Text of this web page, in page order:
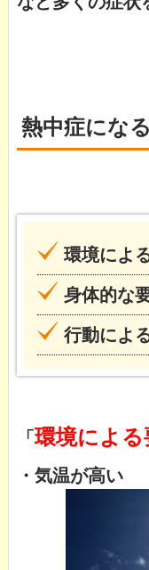
熱中症にな
環境によ
身体的な
行動によ
「 環境による
・気温が高い